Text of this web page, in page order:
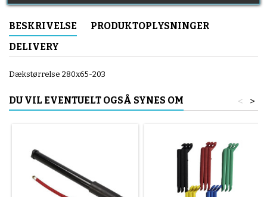
BESKRIVELSE
PRODUKTOPLYSNINGER
DELIVERY
Dækstørrelse 280x65-203
DU VIL EVENTUELT OGSÅ SYNES OM >
<